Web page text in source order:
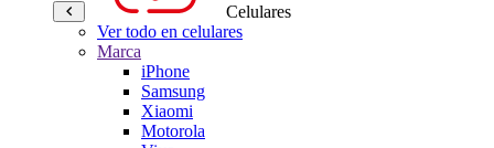
Celulares
Ver todo en celulares
Marca
iPhone
Samsung
Xiaomi
Motorola